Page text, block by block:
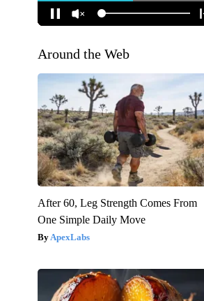
Around the Web
After 60, Leg Strength Comes From
One Simple Daily Move
ApexLabs